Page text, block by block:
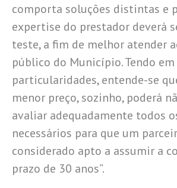
comporta soluções distintas e
expertise do prestador deverá
teste, a fim de melhor atender
público do Município. Tendo
particularidades, entende-se
menor preço, sozinho, poderá
avaliar adequadamente todos
necessários para que um
considerado apto a assumir a
prazo de 30 anos”.